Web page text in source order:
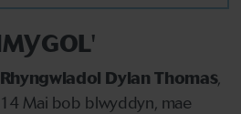
Dylan Thomas,
Mai bob blwyddyn, mae